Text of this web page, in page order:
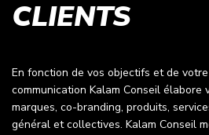
CLIENTS
En fonction de vos objectifs et de votre
communication Kalam Conseil
marques, co-branding, produits,
général et collectives. Kalam Conseil